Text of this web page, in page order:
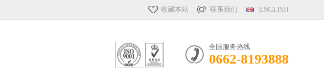
收藏本站 联系我们 ENGLISH
全国服务热线
0662-8193888